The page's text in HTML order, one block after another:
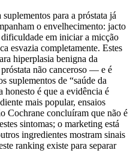
para a próstata já
o envelhecimento: jacto
em iniciar a micção
esvazia completamente. Estes
hiperplasia benigna da
não canceroso — e é
suplementos de “saúde da
honesto é que a evidência é
mais popular, ensaios
Cochrane concluíram que não é
sintomas; o marketing está
ingredientes mostram sinais
ranking existe para separar